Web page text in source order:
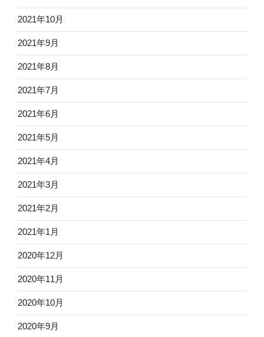
2021年10月
2021年9月
2021年8月
2021年7月
2021年6月
2021年5月
2021年4月
2021年3月
2021年2月
2021年1月
2020年12月
2020年11月
2020年10月
2020年9月